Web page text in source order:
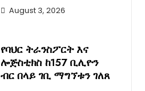
August 3, 2026
የባህር ትራንስፖርት እና
ሎጅስቲክስ ከ157 ቢሊዮን
ብር በላይ ገቢ ማግኘቱን ገለጸ